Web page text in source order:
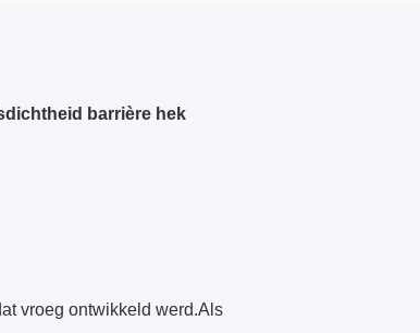
barrière hek
vroeg ontwikkeld werd.Als